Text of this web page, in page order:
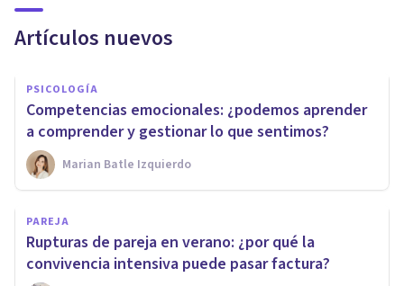
Artículos nuevos
PSICOLOGÍA
Competencias emocionales: ¿podemos aprender
a comprender y gestionar lo que sentimos?
Marian Batle Izquierdo
PAREJA
Rupturas de pareja en verano: ¿por qué la
convivencia intensiva puede pasar factura?